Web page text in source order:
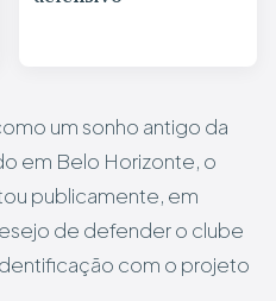
um sonho antigo da
em Belo Horizonte, o
publicamente, em
de defender o clube
com o projeto